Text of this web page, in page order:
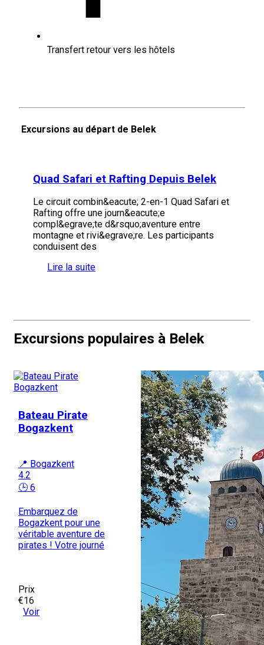
Transfert retour vers les hôtels
Excursions au départ de Belek
Quad Safari et Rafting Depuis Belek
Le circuit combin&eacute; 2-en-1 Quad Safari et
Rafting offre une journ&eacute;e
compl&egrave;te d&rsquo;aventure entre
montagne et rivi&egrave;re. Les participants
conduisent des
Lire la suite
Excursions populaires à Belek
Bateau Pirate
Bogazkent
📍 Bogazkent
4.2
🕒 6
Embarquez de
Bogazkent pour une
véritable aventure de
pirates ! Votre journé
Prix
€16
Voir